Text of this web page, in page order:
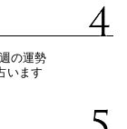
の運勢
います